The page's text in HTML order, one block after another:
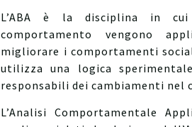
L’ABA è la disciplina in
comportamento vengono
migliorare i comportamenti
utilizza una logica
responsabili dei cambiamenti nel
L’Analisi Comportamentale